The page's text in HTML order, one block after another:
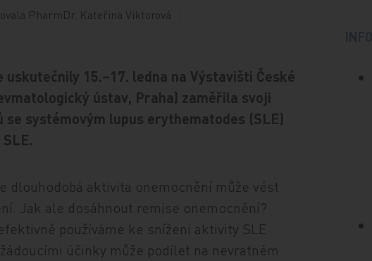
PharmDr. Kateřina Viktorová
15.–17. ledna na Výstavišti České
ústav, Praha) zaměřila svoji
systémovým lupus erythematodes (SLE)
dlouhodobá aktivita onemocnění může vést
Jak ale dosáhnout remise onemocnění?
používáme ke snížení aktivity SLE
účinky může podílet na nevratném